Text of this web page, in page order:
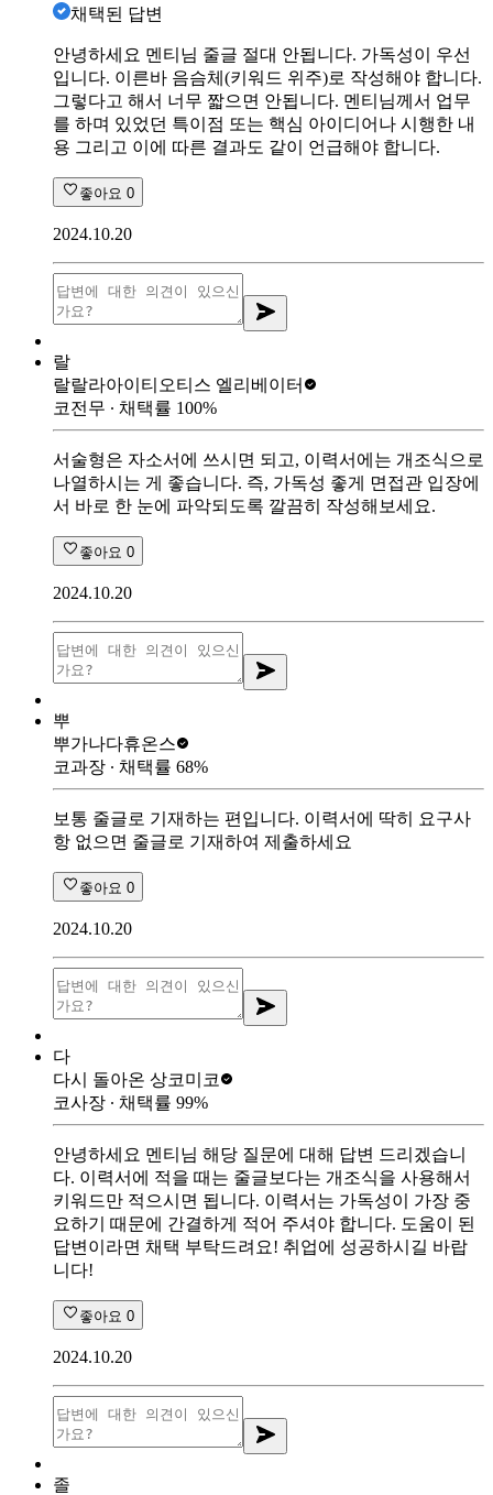
채택된 답변
안녕하세요 멘티님 줄글 절대 안됩니다. 가독성이 우선
입니다. 이른바 음슴체(키워드 위주)로 작성해야 합니다.
그렇다고 해서 너무 짧으면 안됩니다. 멘티님께서 업무
를 하며 있었던 특이점 또는 핵심 아이디어나 시행한 내
용 그리고 이에 따른 결과도 같이 언급해야 합니다.
좋아요 0
2024.10.20
랄
랄랄라아이티 오티스 엘리베이터
코전무 ∙ 채택률 100%
서술형은 자소서에 쓰시면 되고, 이력서에는 개조식으로
나열하시는 게 좋습니다. 즉, 가독성 좋게 면접관 입장에
서 바로 한 눈에 파악되도록 깔끔히 작성해보세요.
좋아요 0
2024.10.20
뿌
뿌가나다휴온스
코과장 ∙ 채택률 68%
보통 줄글로 기재하는 편입니다. 이력서에 딱히 요구사
항 없으면 줄글로 기재하여 제출하세요
좋아요 0
2024.10.20
다
다시 돌아온 상코미코
코사장 ∙ 채택률 99%
안녕하세요 멘티님 해당 질문에 대해 답변 드리겠습니
다. 이력서에 적을 때는 줄글보다는 개조식을 사용해서
키워드만 적으시면 됩니다. 이력서는 가독성이 가장 중
요하기 때문에 간결하게 적어 주셔야 합니다. 도움이 된
답변이라면 채택 부탁드려요! 취업에 성공하시길 바랍
니다!
좋아요 0
2024.10.20
졸